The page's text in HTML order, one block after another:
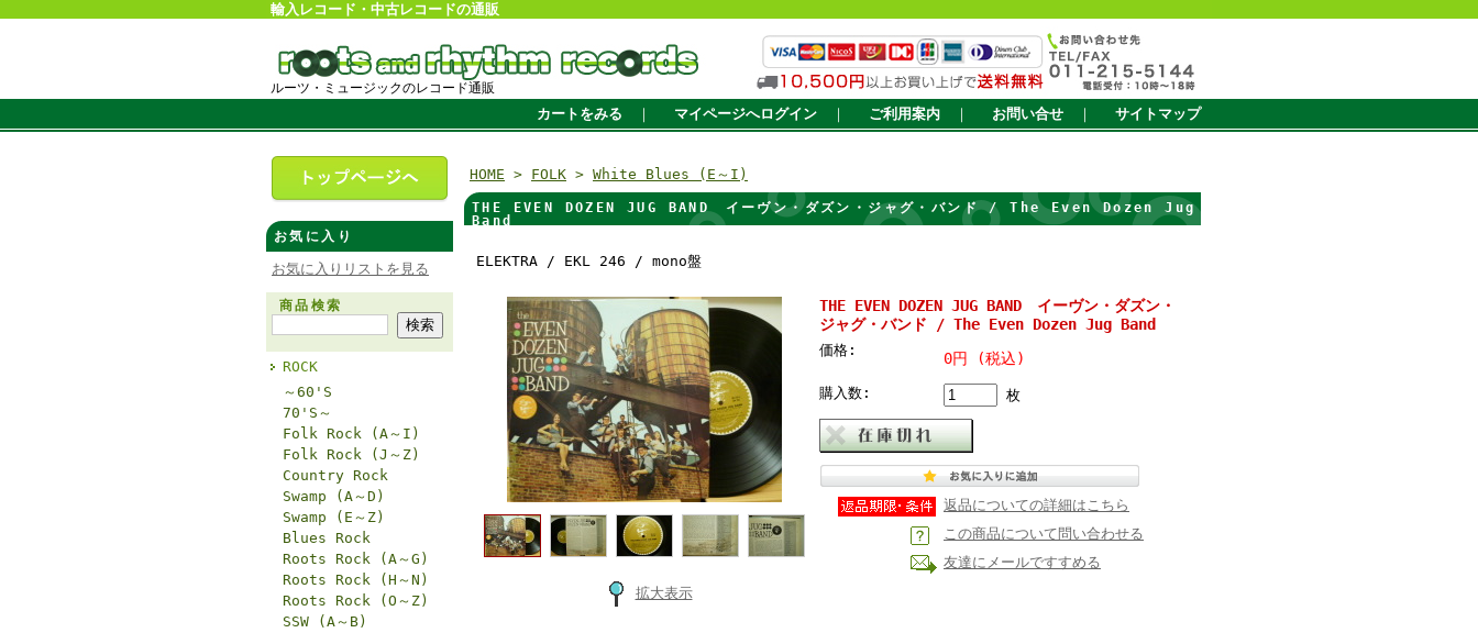
輸入レコード・中古レコードの通販
ルーツ・ミュージックのレコード通販
カートをみる ｜ マイページへログイン ｜ ご利用案内 ｜ お問い合せ ｜ サイトマップ
お気に入り
お気に入りリストを見る
商品検索
ROCK
～60'S
70'S～
Folk Rock (A～I)
Folk Rock (J～Z)
Country Rock
Swamp (A～D)
Swamp (E～Z)
Blues Rock
Roots Rock (A～G)
Roots Rock (H～N)
Roots Rock (O～Z)
SSW (A～B)
HOME > FOLK > White Blues (E～I)
THE EVEN DOZEN JUG BAND イーヴン・ダズン・ジャグ・バンド / The Even Dozen Jug
Band
ELEKTRA / EKL 246 / mono盤
拡大表示
THE EVEN DOZEN JUG BAND イーヴン・ダズン・
ジャグ・バンド / The Even Dozen Jug Band
価格: 0円 (税込)
購入数: 枚
返品についての詳細はこちら
この商品について問い合わせる
友達にメールですすめる